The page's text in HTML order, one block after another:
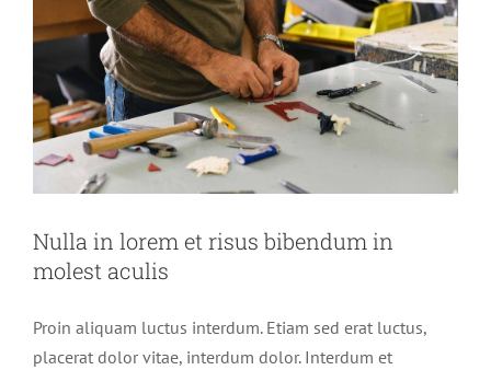
Nulla in lorem et risus bibendum in
molest aculis
Proin aliquam luctus interdum. Etiam sed erat luctus,
placerat dolor vitae, interdum dolor. Interdum et